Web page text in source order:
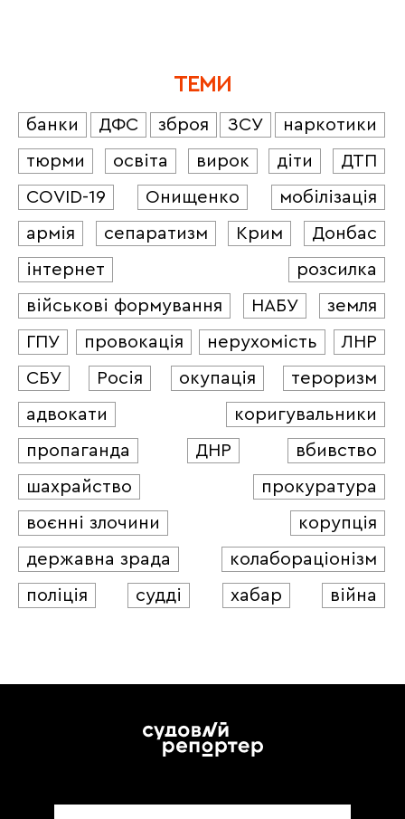
ТЕМИ
банки ДФС зброя ЗСУ
наркотики
тюрми
освіта вирок діти
ДТП
COVID-19
Онищенко
мобілізація
армія
сепаратизм Крим
Донбас
інтернет
розсилка
військові формування
НАБУ
земля
ГПУ
провокація нерухомість
ЛНР
СБУ
Росія окупація
тероризм
адвокати
коригувальники
пропаганда
ДНР
вбивство
шахрайство
прокуратура
воєнні злочини
корупція
державна зрада
колабораціонізм
поліція
судді хабар війна